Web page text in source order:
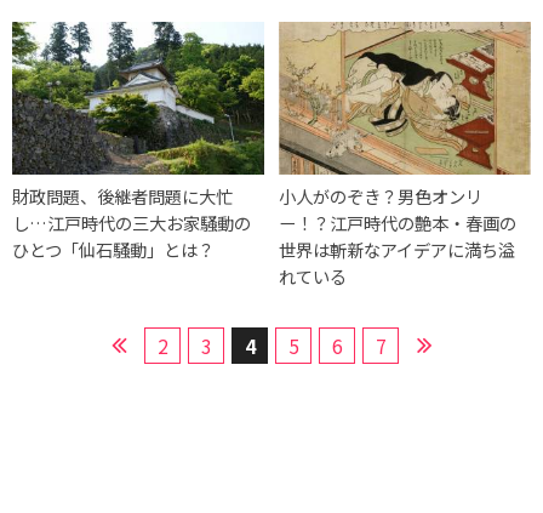
財政問題、後継者問題に大忙
し…江戸時代の三大お家騒動の
ひとつ「仙石騒動」とは？
小人がのぞき？男色オンリ
ー！？江戸時代の艶本・春画の
世界は斬新なアイデアに満ち溢
れている
2 3 4 5 6 7